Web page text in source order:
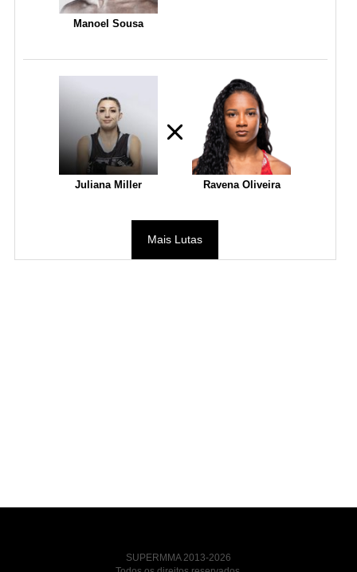
Manoel Sousa
Juliana Miller Ravena Oliveira
Mais Lutas
SUPERMMA 2013-2026